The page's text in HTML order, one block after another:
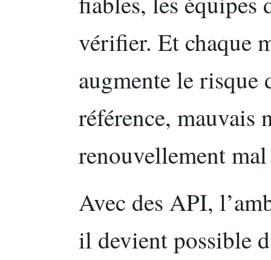
vérifier. Et chaque
augmente le risque
référence, mauvais
renouvellement mal
Avec des API,
il devient possible